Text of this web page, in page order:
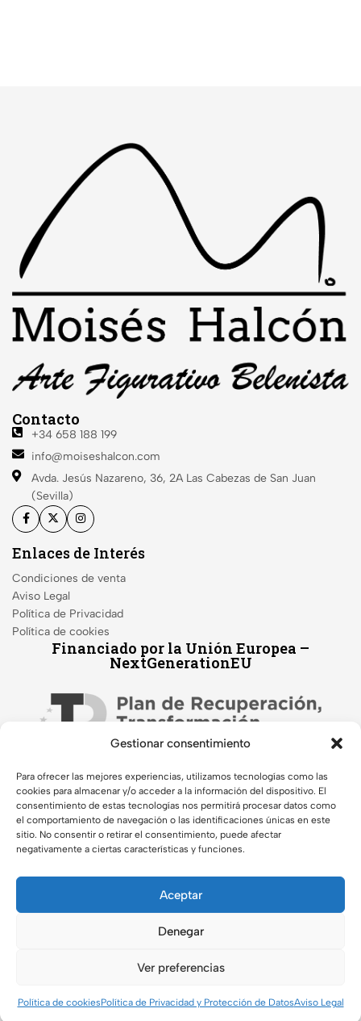
Gestionar consentimiento
Para ofrecer las mejores experiencias, utilizamos tecnologías como las
cookies para almacenar y/o acceder a la información del dispositivo. El
consentimiento de estas tecnologías nos permitirá procesar datos como
el comportamiento de navegación o las identificaciones únicas en este
sitio. No consentir o retirar el consentimiento, puede afectar
negativamente a ciertas características y funciones.
Aceptar
Denegar
Ver preferencias
Política de cookiesPolítica de Privacidad y Protección de DatosAviso Legal
Contacto
+34 658 188 199
info@moiseshalcon.com
Avda. Jesús Nazareno, 36, 2A Las Cabezas de San Juan
(Sevilla)
Enlaces de Interés
Condiciones de venta
Aviso Legal
Política de Privacidad
Política de cookies
Financiado por la Unión Europea –
NextGenerationEU
Agencia Mamá Pato
Halcón. Todos los derechos reservados.
Tienda Buscar Cuenta Carrito